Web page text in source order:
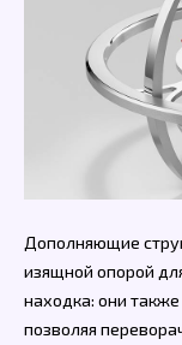
Дополняющие
изящной опорой
находка: они
позволяя